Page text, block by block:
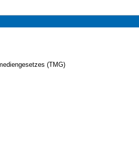
(TMG)